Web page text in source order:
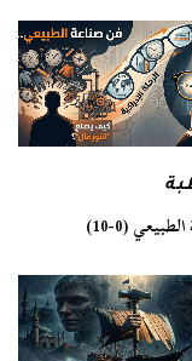
(0-10)